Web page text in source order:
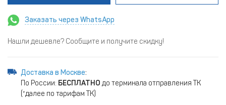
Заказать через WhatsApp
Нашли дешевле? Сообщите и получите скидку!
Доставка в Москве:
По России: БЕСПЛАТНО до терминала отправления ТК
(*далее по тарифам ТК)